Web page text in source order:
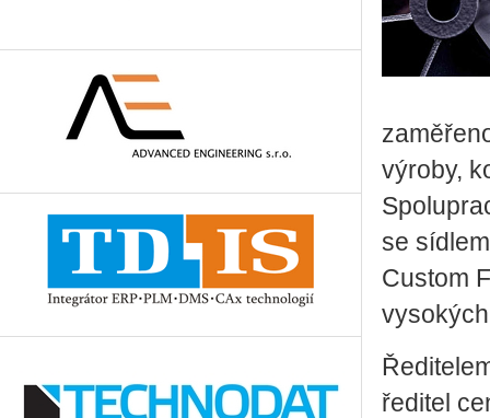
výroby,
se
Custom
ředitel